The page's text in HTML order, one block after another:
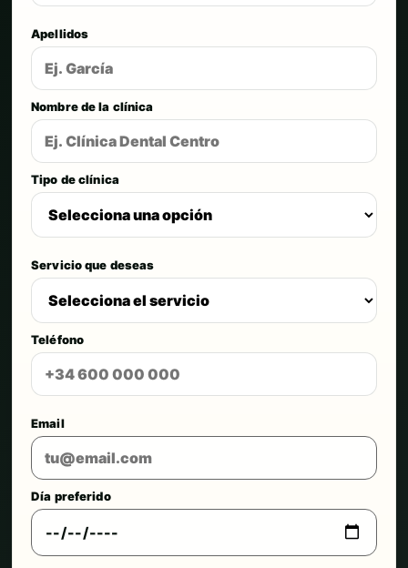
Apellidos
Nombre de la clínica
Tipo de clínica
Servicio que deseas
Teléfono
Email
Día preferido